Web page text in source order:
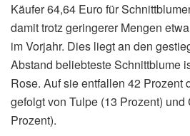
Käufer 64,64 Euro für
damit trotz geringerer Mengen
im Vorjahr. Dies liegt an den
Abstand beliebteste Schnittblume
Rose. Auf sie entfallen 42 Prozent
gefolgt von Tulpe (13 Prozent) und
Prozent).